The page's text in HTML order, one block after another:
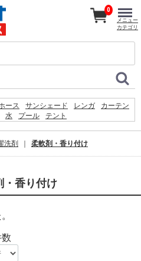
ース サンシェード レンガ
カーテン
水 プール
テント
ックス
扇風機 踏み台
0
メニュー
カテゴリ
洗剤 柔軟剤・香り付け
・香り付け